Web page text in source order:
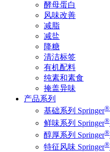
酵母蛋白
风味改善
减脂
减盐
降糖
清洁标签
有机配料
纯素和素食
掩盖异味
产品系列
基础系列 Springer®
鲜味系列 Springer®
醇厚系列 Springer®
特征风味 Springer®